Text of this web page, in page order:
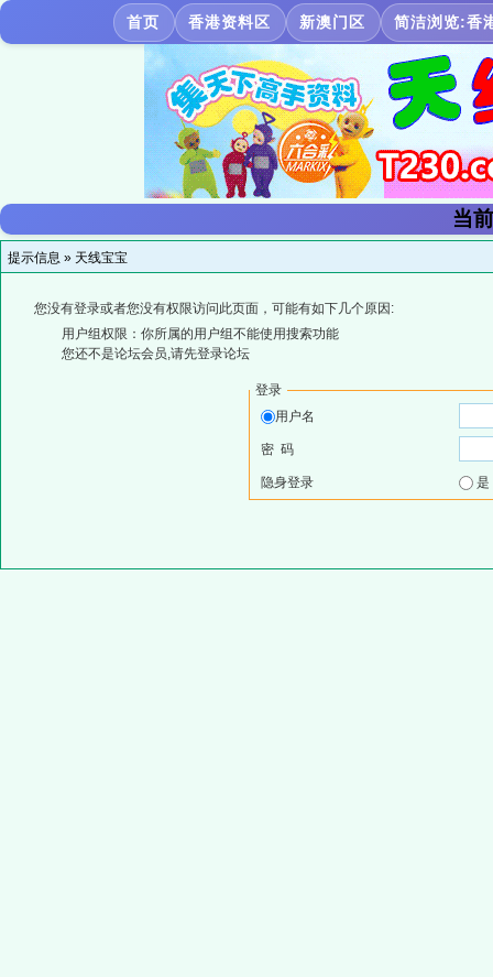
首页 香港资料区 新澳门区 简洁浏览:香
当
提示信息 » 天线宝宝
您没有登录或者您没有权限访问此页面，可能有如下几个原因:
用户组权限：你所属的用户组不能使用搜索功能
您还不是论坛会员,请先登录论坛
登录
用户名
密 码
隐身登录